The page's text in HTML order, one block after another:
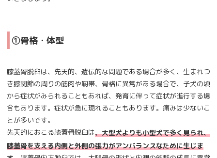
①骨格・体型
膝蓋骨脱臼は、先天的、遺伝的な問題である場合が多く、生まれつ
き膝関節の周りの筋肉や靭帯、骨格に異常がある場合で、子犬の頃
から症状がみられることもあれば、発育に伴って症状が進行する場
合もあります。症状が急に現れることもあります。痛みは少ないこ
とが多いです。
先天的におこる膝蓋骨脱臼は、大型犬よりも小型犬で多く見られ、
膝蓋骨を支える内側と外側の張力がアンバランスなために生じま